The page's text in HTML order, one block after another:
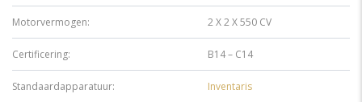
Motorvermogen: 2 X 2 X 550 CV
Certificering: B14– C14
Standaardapparatuur: Inventaris